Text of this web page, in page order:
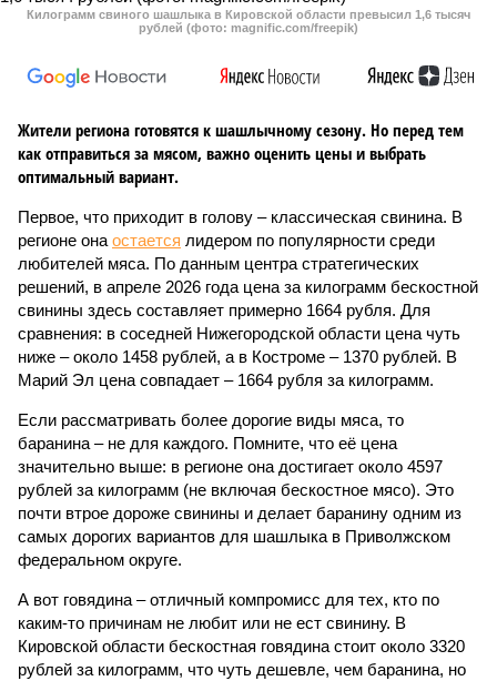
Килограмм свиного шашлыка в Кировской области превысил 1,6 тысяч
рублей (фото: magnific.com/freepik)
Жители региона готовятся к шашлычному сезону. Но перед тем
как отправиться за мясом, важно оценить цены и выбрать
оптимальный вариант.
Первое, что приходит в голову – классическая свинина. В
регионе она остается лидером по популярности среди
любителей мяса. По данным центра стратегических
решений, в апреле 2026 года цена за килограмм бескостной
свинины здесь составляет примерно 1664 рубля. Для
сравнения: в соседней Нижегородской области цена чуть
ниже – около 1458 рублей, а в Костроме – 1370 рублей. В
Марий Эл цена совпадает – 1664 рубля за килограмм.
Если рассматривать более дорогие виды мяса, то
баранина – не для каждого. Помните, что её цена
значительно выше: в регионе она достигает около 4597
рублей за килограмм (не включая бескостное мясо). Это
почти втрое дороже свинины и делает баранину одним из
самых дорогих вариантов для шашлыка в Приволжском
федеральном округе.
А вот говядина – отличный компромисс для тех, кто по
каким-то причинам не любит или не ест свинину. В
Кировской области бескостная говядина стоит около 3320
рублей за килограмм, что чуть дешевле, чем баранина, но